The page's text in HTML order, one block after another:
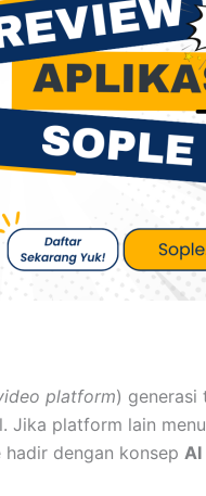
platform) generasi
Jika platform lain
dengan konsep